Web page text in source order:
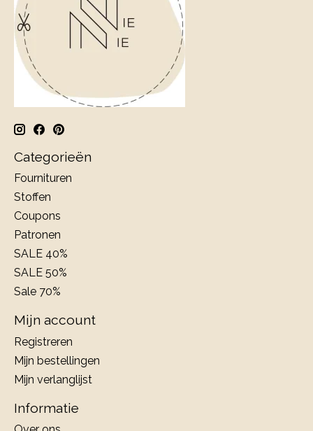
Categorieën
Fournituren
Stoffen
Coupons
Patronen
SALE 40%
SALE 50%
Sale 70%
Mijn account
Registreren
Mijn bestellingen
Mijn verlanglijst
Informatie